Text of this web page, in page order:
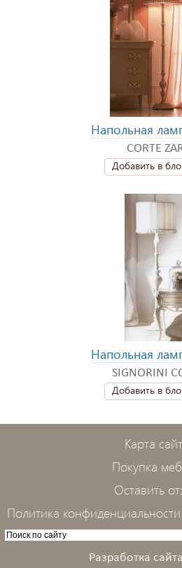
Напольная
CORTE
Добавить в
Напольная
SIGNORINI
Добавить в
Карта
Покупка
Оставить
Политика
Разработка